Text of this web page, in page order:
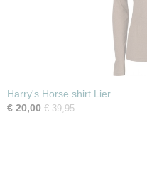
Harry's Horse shirt Lier
€ 20,00 € 39,95